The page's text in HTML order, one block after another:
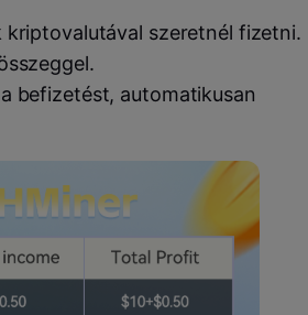
szeretnél fizetni.
befizetést, automatikusan